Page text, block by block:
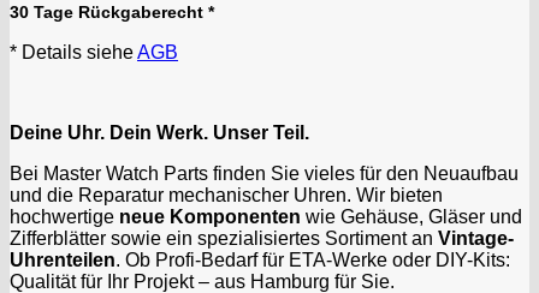
30 Tage Rückgaberecht *
* Details sieheAGB
Deine Uhr. Dein Werk. Unser Teil.
Bei Master Watch Parts finden Sie vieles für den Neuaufbau
und die Reparatur mechanischer Uhren. Wir bieten
hochwertige neue Komponenten wie Gehäuse, Gläser und
Zifferblätter sowie ein spezialisiertes Sortiment an Vintage-
Uhrenteilen. Ob Profi-Bedarf für ETA-Werke oder DIY-Kits:
Qualität für Ihr Projekt – aus Hamburg für Sie.